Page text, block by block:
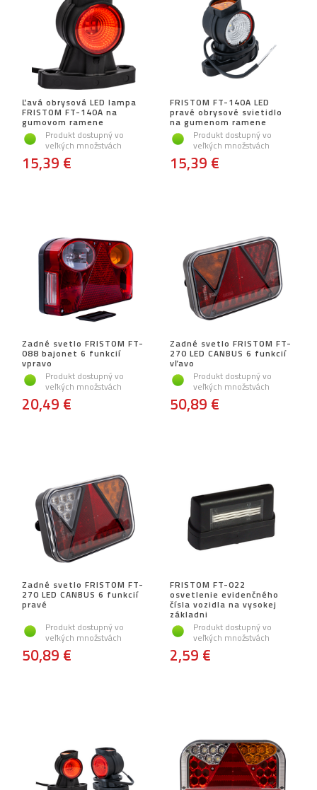
Ľavá obrysová LED lampa
FRISTOM FT-140A na
gumovom ramene
Produkt dostupný vo
veľkých množstvách
15,39 €
FRISTOM FT-140A LED
pravé obrysové svietidlo
na gumenom ramene
Produkt dostupný vo
veľkých množstvách
15,39 €
Zadné svetlo FRISTOM FT-
088 bajonet 6 funkcií
vpravo
Produkt dostupný vo
veľkých množstvách
20,49 €
Zadné svetlo FRISTOM FT-
270 LED CANBUS 6 funkcií
vľavo
Produkt dostupný vo
veľkých množstvách
50,89 €
Zadné svetlo FRISTOM FT-
270 LED CANBUS 6 funkcií
pravé
Produkt dostupný vo
veľkých množstvách
50,89 €
FRISTOM FT-022
osvetlenie evidenčného
čísla vozidla na vysokej
základni
Produkt dostupný vo
veľkých množstvách
2,59 €